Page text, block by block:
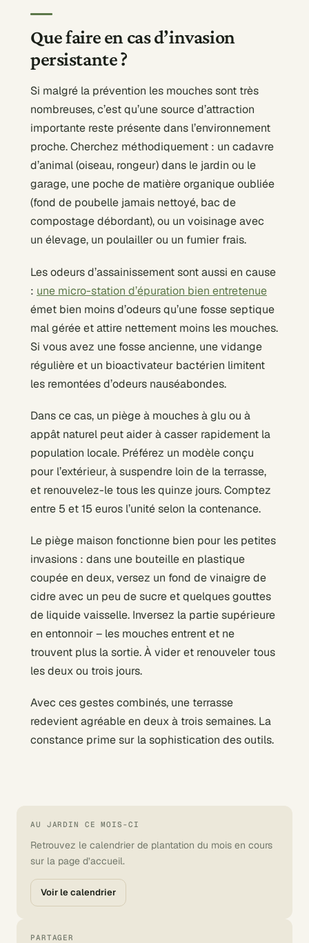
Que faire en cas d’invasion
persistante ?
Si malgré la prévention les mouches sont très
nombreuses, c’est qu’une source d’attraction
importante reste présente dans l’environnement
proche. Cherchez méthodiquement : un cadavre
d’animal (oiseau, rongeur) dans le jardin ou le
garage, une poche de matière organique oubliée
(fond de poubelle jamais nettoyé, bac de
compostage débordant), ou un voisinage avec
un élevage, un poulailler ou un fumier frais.
Les odeurs d’assainissement sont aussi en cause
: une micro-station d’épuration bien entretenue
émet bien moins d’odeurs qu’une fosse septique
mal gérée et attire nettement moins les mouches.
Si vous avez une fosse ancienne, une vidange
régulière et un bioactivateur bactérien limitent
les remontées d’odeurs nauséabondes.
Dans ce cas, un piège à mouches à glu ou à
appât naturel peut aider à casser rapidement la
population locale. Préférez un modèle conçu
pour l’extérieur, à suspendre loin de la terrasse,
et renouvelez-le tous les quinze jours. Comptez
entre 5 et 15 euros l’unité selon la contenance.
Le piège maison fonctionne bien pour les petites
invasions : dans une bouteille en plastique
coupée en deux, versez un fond de vinaigre de
cidre avec un peu de sucre et quelques gouttes
de liquide vaisselle. Inversez la partie supérieure
en entonnoir – les mouches entrent et ne
trouvent plus la sortie. À vider et renouveler tous
les deux ou trois jours.
Avec ces gestes combinés, une terrasse
redevient agréable en deux à trois semaines. La
constance prime sur la sophistication des outils.
AU JARDIN CE MOIS-CI
Retrouvez le calendrier de plantation du mois en cours
sur la page d’accueil.
Voir le calendrier
PARTAGER